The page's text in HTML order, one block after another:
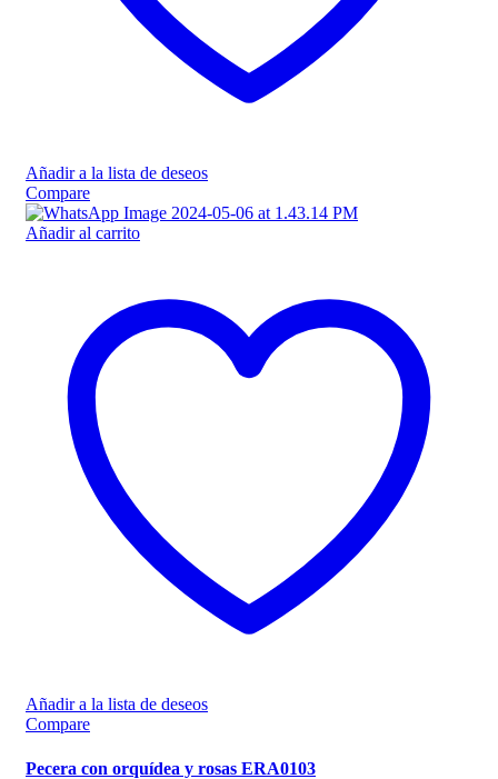
Añadir a la lista de deseos
Compare
Añadir al carrito
Añadir a la lista de deseos
Compare
Pecera con orquídea y rosas ERA0103